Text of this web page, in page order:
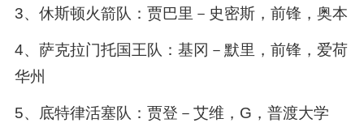
3、休斯顿火箭队：贾巴里－史密斯，前锋，奥本
4、萨克拉门托国王队：基冈－默里，前锋，爱荷
华州
5、底特律活塞队：贾登－艾维，G，普渡大学